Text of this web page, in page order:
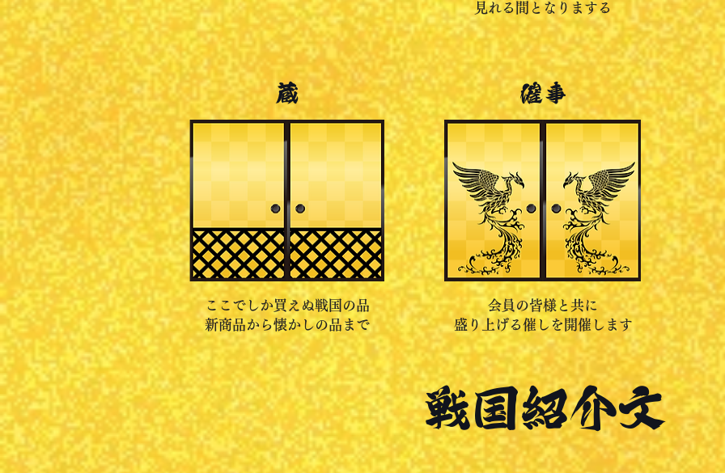
蔵
ここでしか買えぬ戦国の品
新商品から懐かしの品まで
見れる間となりまする
催事
会員の皆様と共に
盛り上げる催しを開催します
戦国紹介文